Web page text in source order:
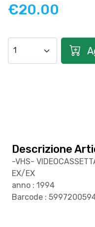
€20.00
Descrizione
-VHS-
EX/EX
anno : 1994
Barcode :